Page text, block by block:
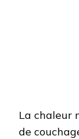
La chaleur
de